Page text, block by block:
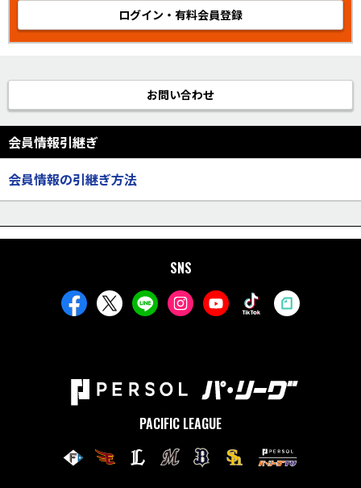
ログイン・有料会員登録
お問い合わせ
会員情報引継ぎ
会員情報の引継ぎ方法
SNS
PACIFIC LEAGUE